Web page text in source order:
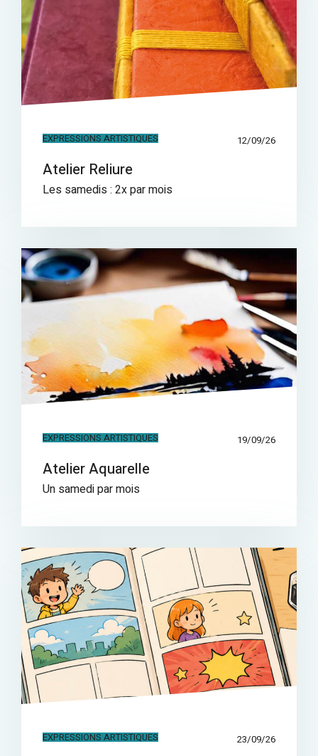
EXPRESSIONS ARTISTIQUES 12/09/26
Atelier Reliure
Les samedis : 2x par mois
EXPRESSIONS ARTISTIQUES 19/09/26
Atelier Aquarelle
Un samedi par mois
EXPRESSIONS ARTISTIQUES 23/09/26